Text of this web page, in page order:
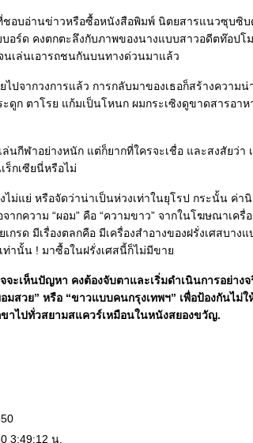
ชอบอ่านข่าวหรือซื้อหนังสือพิมพ์ นิตยสารแนวซุบซิบ
บอร์ด คงตกตะลึงกับภาพของนางแบบสาวอดีตท๊อปโ
เล่นเอารถชนกันบนทางด่วนมาแล้ว
ปจากวงการแล้ว การกลับมาของเธอก็สร้างความน่
ดูก ตาโรย แก้มเป็นโหนก ผมกระเซิงดูขาดสารอาห
นกีฬาอย่างหนัก แต่ก็ยากที่ใครจะเชื่อ และสงสัยว่า
ร็กเซียนี่หรือไม่
ม่แย่ หรือจัดว่าน่าเป็นห่วงเท่าในยุโรป กระนั้น ค่า
กความ “ผอม” คือ “ความขาว” จากในโฆษณาเครื่
กรด มีเรื่องตลกคือ มีเครื่องสำอางของฝรั่งเศสบาง
ท่านั้น ! มาซื้อในฝรั่งเศสนี้ก็ไม่มีขา
จะเห็นปัญหา คงต้องจับตาและเริ่มดำเนินการอย่างจ
มสวย” หรือ “ขาวแบบคนกรุงเทพฯ” เพื่อป้องกันไม่ใ
าไปทั่วสยามสแควร์เหมือนในหนังสยองขวัญ.
3:49:12 น.